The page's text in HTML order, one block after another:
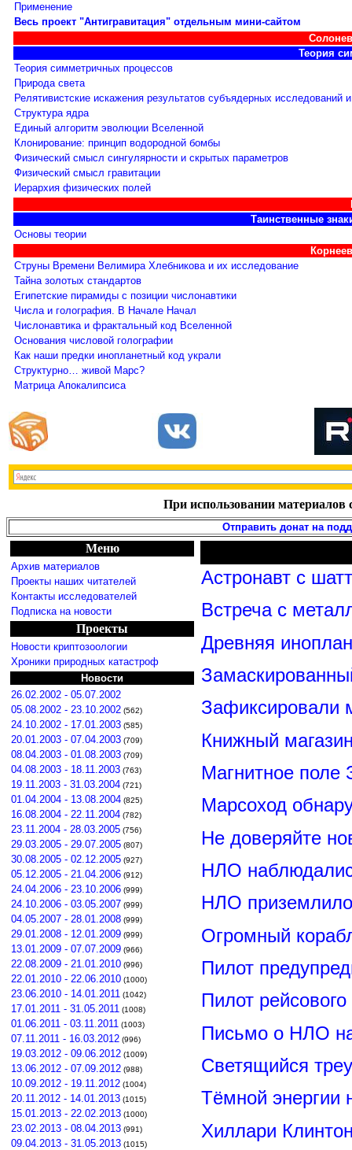
Применение
Весь проект "Антигравитация" отдельным мини-сайтом
Теория
Теория симметричных процессов
Природа света
Релятивистские искажения результатов субъядерных исследований
Структура ядра
Единый алгоритм эволюции Вселенной
Клонирование: принцип водородной бомбы
Физический смысл сингулярности и скрытых параметров
Физический смысл гравитации
Иерархия физических полей
Таинственные
Основы теории
Струны Времени Велимира Хлебникова и их исследование
Тайна золотых стандартов
Египетские пирамиды с позиции числонавтики
Числа и голография. В Начале Начал
Числонавтика и фрактальный код Вселенной
Основания числовой голографии
Как наши предки инопланетный код украли
Структурно… живой Марс?
Матрица Апокалипсиса
При использовании материалов
Отправить донат на
Меню
Архив материалов
Проекты наших читателей
Контакты исследователей
Подписка на новости
Проекты
Новости криптозоологии
Хроники природных катастроф
Новости
26.02.2002 - 05.07.2002
05.08.2002 - 23.10.2002 (562)
24.10.2002 - 17.01.2003 (585)
20.01.2003 - 07.04.2003 (709)
08.04.2003 - 01.08.2003 (709)
04.08.2003 - 18.11.2003 (763)
19.11.2003 - 31.03.2004 (721)
01.04.2004 - 13.08.2004 (825)
16.08.2004 - 22.11.2004 (782)
23.11.2004 - 28.03.2005 (756)
29.03.2005 - 29.07.2005 (807)
30.08.2005 - 02.12.2005 (927)
05.12.2005 - 21.04.2006 (912)
24.04.2006 - 23.10.2006 (999)
24.10.2006 - 03.05.2007 (999)
04.05.2007 - 28.01.2008 (999)
29.01.2008 - 12.01.2009 (999)
13.01.2009 - 07.07.2009 (966)
22.08.2009 - 21.01.2010 (996)
22.01.2010 - 22.06.2010 (1000)
23.06.2010 - 14.01.2011 (1042)
17.01.2011 - 31.05.2011 (1008)
01.06.2011 - 03.11.2011 (1003)
07.11.2011 - 16.03.2012 (996)
19.03.2012 - 09.06.2012 (1009)
13.06.2012 - 07.09.2012 (988)
10.09.2012 - 19.11.2012 (1004)
20.11.2012 - 14.01.2013 (1015)
15.01.2013 - 22.02.2013 (1000)
23.02.2013 - 08.04.2013 (991)
09.04.2013 - 31.05.2013 (1015)
Астронавт с
Встреча с
Древняя
Зафиксировали
Книжный
Магнитное поле
Марсоход
Не доверяйте
НЛО
НЛО
Огромный
Пилот
Пилот
Письмо о НЛО
Светящийся
Тёмной энергии
Хиллари